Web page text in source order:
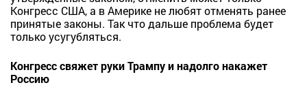
Конгресс США, а в Америке не любят отменять ранее
принятые законы. Так что дальше проблема будет
только усугубляться.
Конгресс свяжет руки Трампу и надолго накажет
Россию